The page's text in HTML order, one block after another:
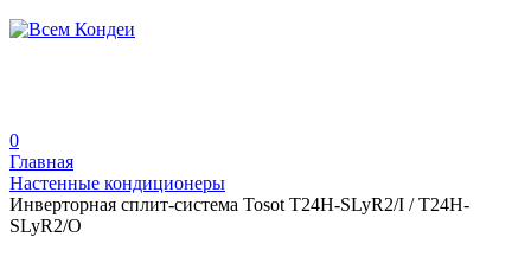
0
Главная
Настенные кондиционеры
Инверторная сплит-система Tosot T24H-SLyR2/I / T24H-
SLyR2/O